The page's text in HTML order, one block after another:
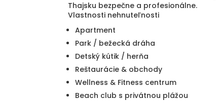
Thajsku bezpečne a profesionálne.
Vlastnosti nehnuteľnosti
Apartment
Park / bežecká dráha
Detský kútik / herňa
Reštaurácie & obchody
Wellness & Fitness centrum
Beach club s privátnou plážou